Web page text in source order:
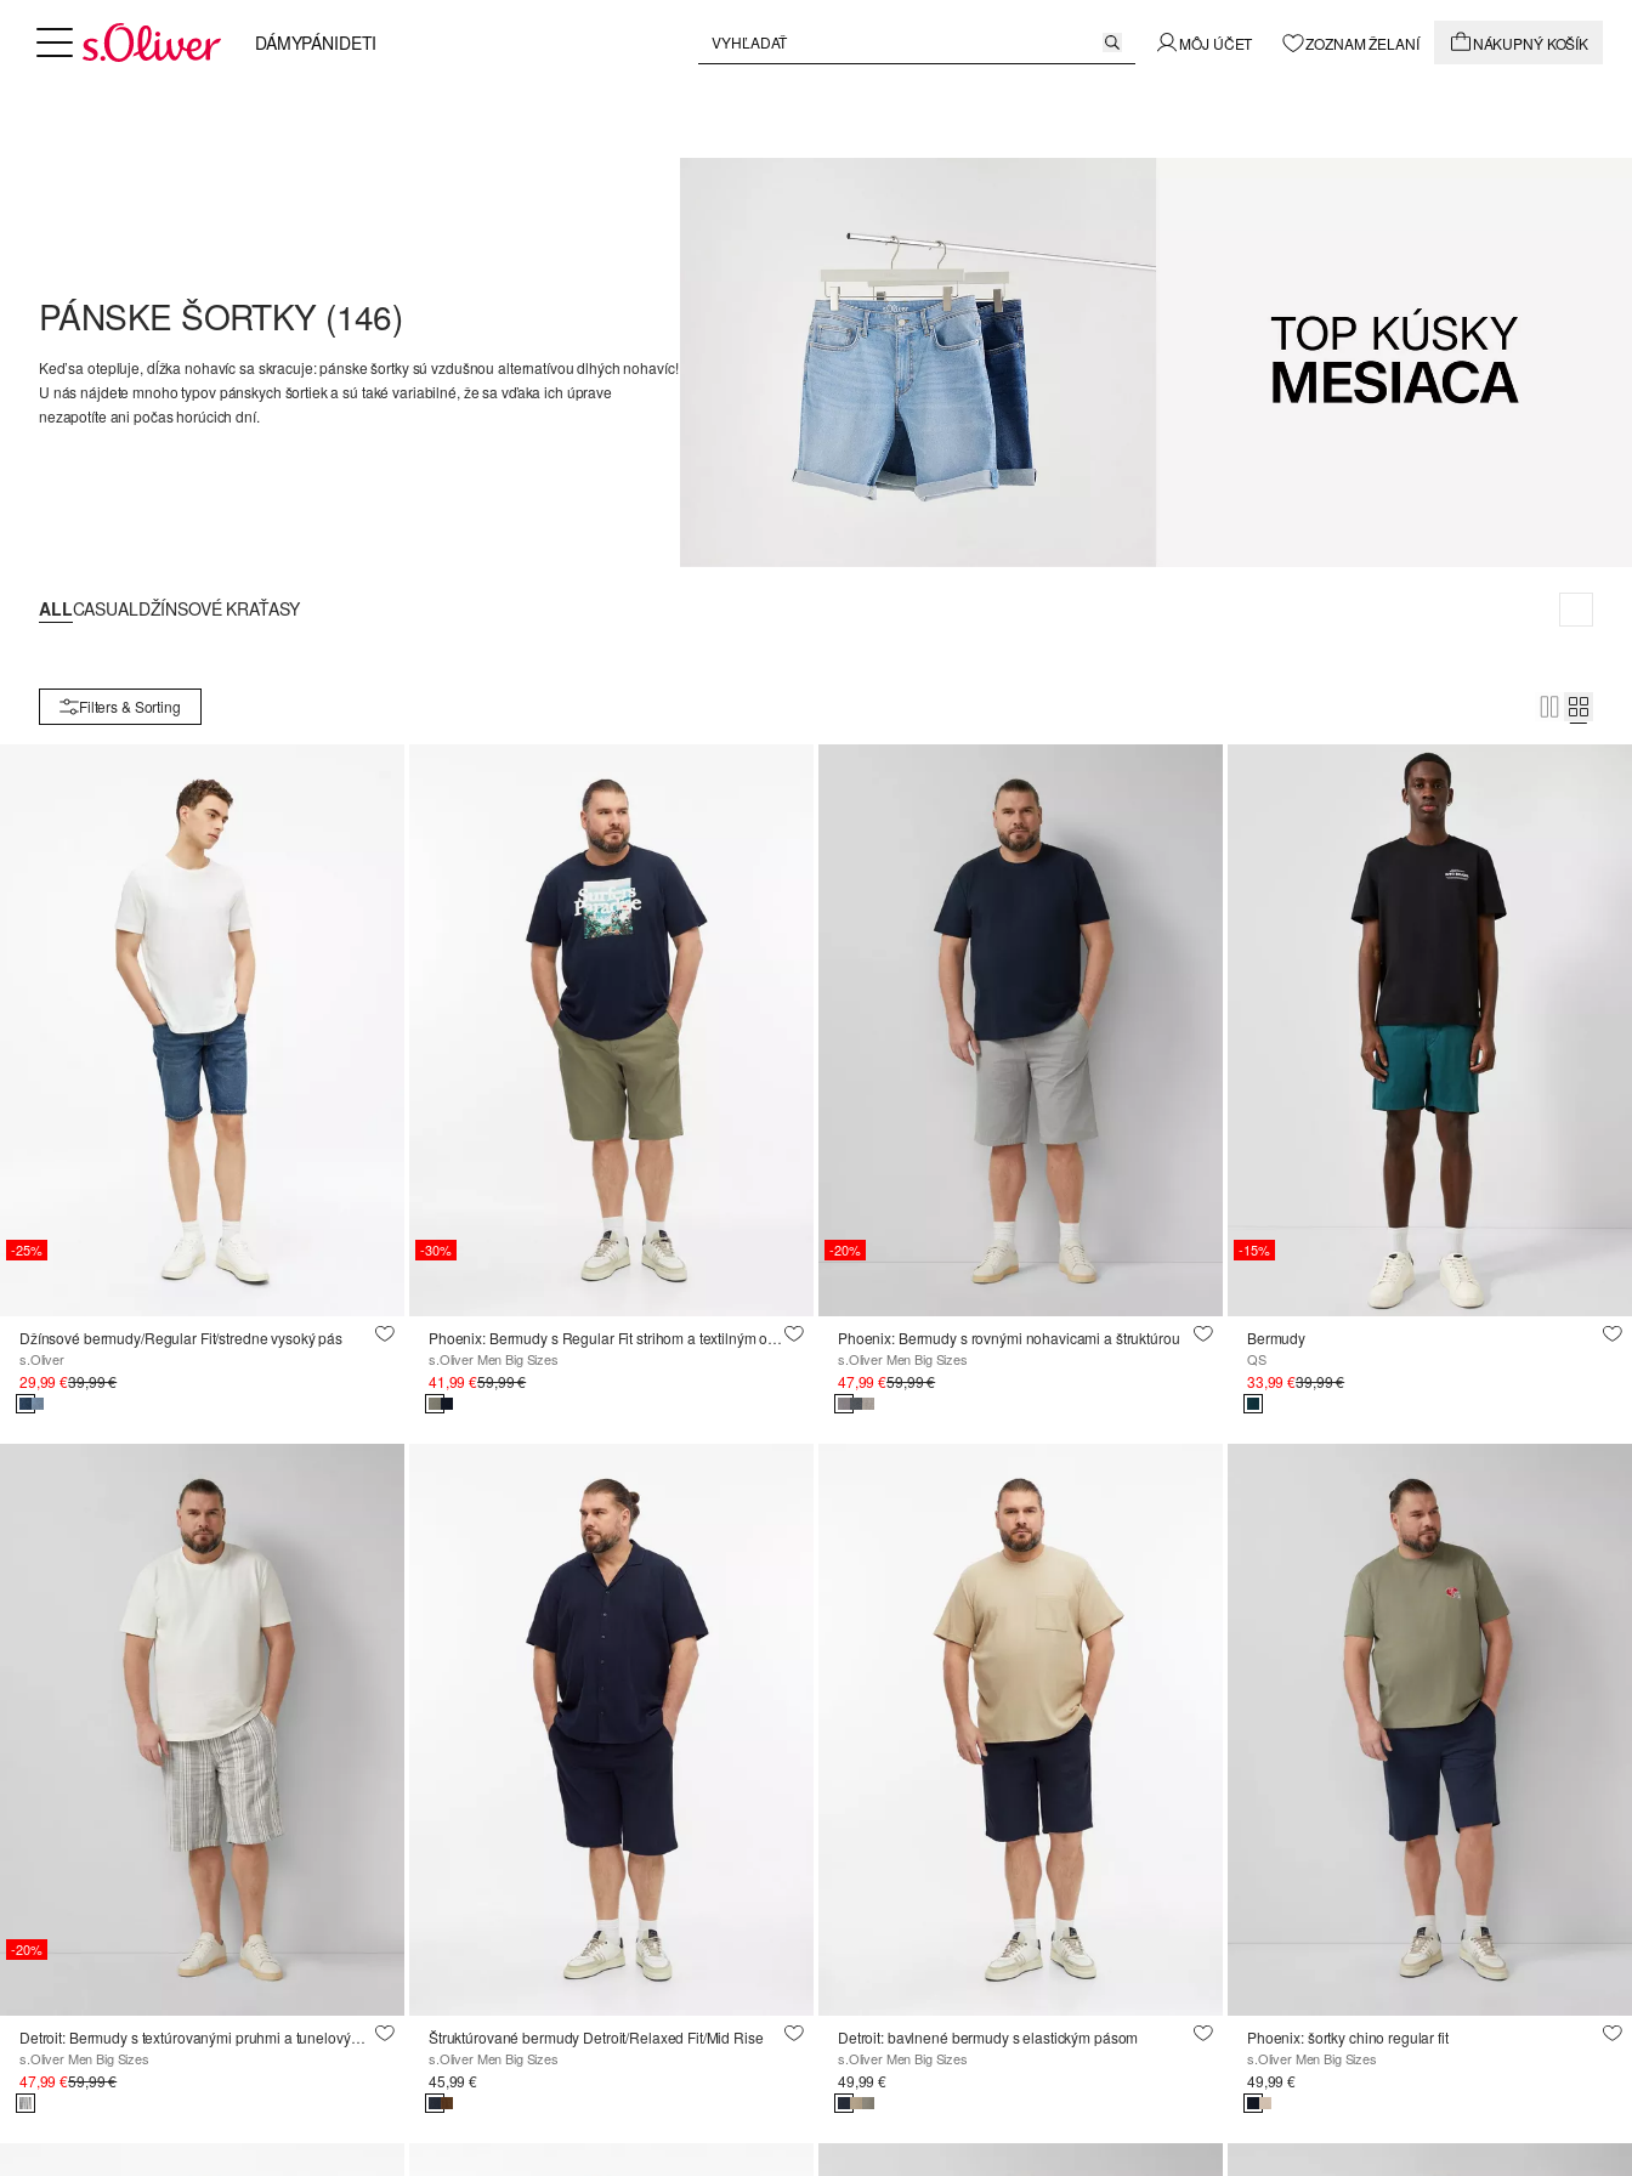
DÁMYPÁNIDETI MÔJ ÚČET ZOZNAM ŽELANÍ NÁKUPNÝ KOŠÍK
PÁNSKE ŠORTKY (146)
Keď sa otepľuje, dĺžka nohavíc sa skracuje: pánske šortky sú vzdušnou alternatívou dlhých nohavíc!
U nás nájdete mnoho typov pánskych šortiek a sú také variabilné, že sa vďaka ich úprave
nezapotíte ani počas horúcich dní.
ALLCASUALDŽÍNSOVÉ KRAŤASY
Filters & Sorting
-25%
Džínsové bermudy/Regular Fit/stredne vysoký pás
s.Oliver
29,99 €39,99 €
-30%
Phoenix: Bermudy s Regular Fit strihom a textilným opaskom
s.Oliver Men Big Sizes
41,99 €59,99 €
-20%
Phoenix: Bermudy s rovnými nohavicami a štruktúrou
s.Oliver Men Big Sizes
47,99 €59,99 €
-15%
Bermudy
QS
33,99 €39,99 €
-20%
Detroit: Bermudy s textúrovanými pruhmi a tunelovým sťahovaním
s.Oliver Men Big Sizes
47,99 €59,99 €
Štruktúrované bermudy Detroit/Relaxed Fit/Mid Rise
s.Oliver Men Big Sizes
45,99 €
Detroit: bavlnené bermudy s elastickým pásom
s.Oliver Men Big Sizes
49,99 €
Phoenix: šortky chino regular fit
s.Oliver Men Big Sizes
49,99 €